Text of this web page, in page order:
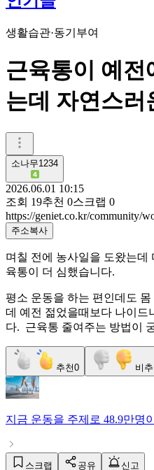
생활습관·동기부여
근육통이 예전
는데 자연스러
소나무1234
2026.06.01 10:15
조회 19추천 0스크랩 0
https://geniet.co.kr/community/
주소복사
며칠 전에 농사일을 도왔는데
육통이 더 심했습니다.
평소 운동을 하는 편인데도
데 예전 젊었을때보다 나이드
다. 근육통 줄여주는 방법이
추천0 비
지금 운동을 주제로 48.9만명
스크랩 공유 신고